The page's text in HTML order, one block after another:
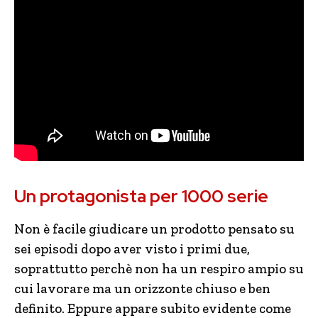
Un protagonista per 1000 serie
Non è facile giudicare un prodotto pensato su
sei episodi dopo aver visto i primi due,
soprattutto perchè non ha un respiro ampio su
cui lavorare ma un orizzonte chiuso e ben
definito. Eppure appare subito evidente come